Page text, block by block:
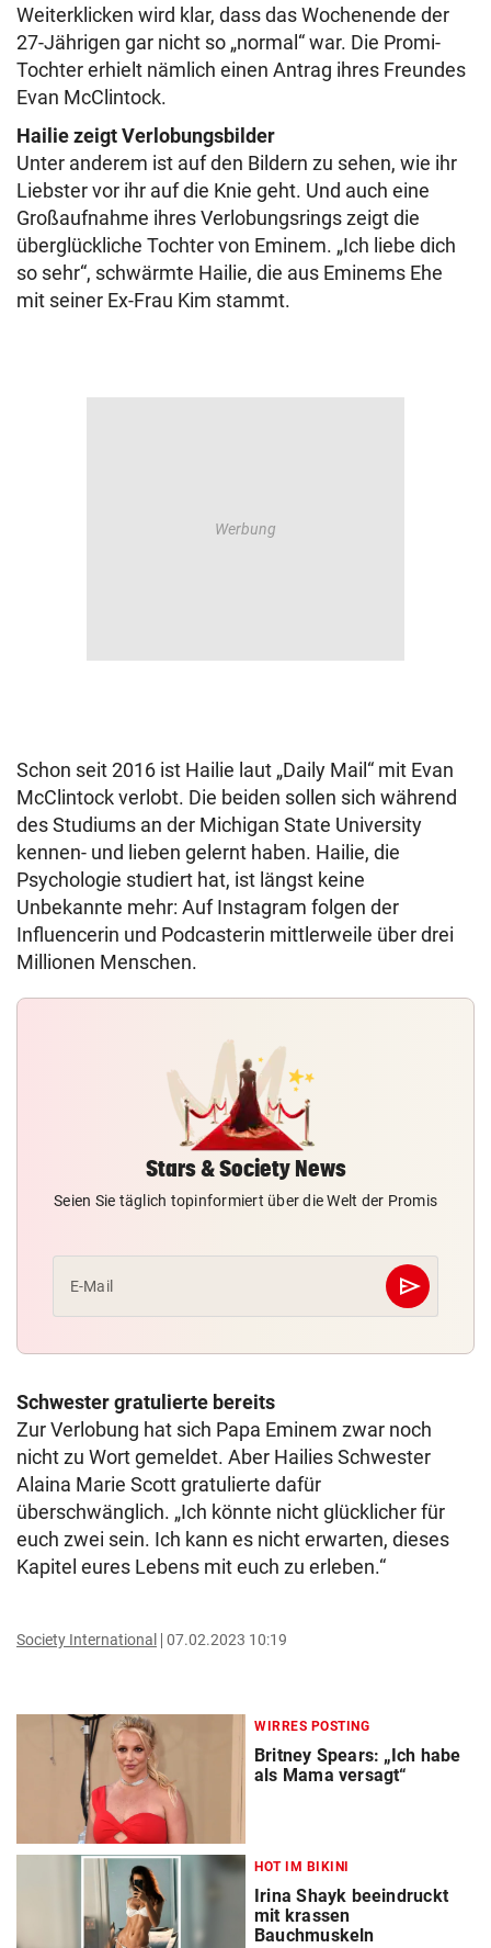
Weiterklicken wird klar, dass das Wochenende der
27-Jährigen gar nicht so „normal“ war. Die Promi-
Tochter erhielt nämlich einen Antrag ihres Freundes
Evan McClintock.
Hailie zeigt Verlobungsbilder
Unter anderem ist auf den Bildern zu sehen, wie ihr
Liebster vor ihr auf die Knie geht. Und auch eine
Großaufnahme ihres Verlobungsrings zeigt die
überglückliche Tochter von Eminem. „Ich liebe dich
so sehr“, schwärmte Hailie, die aus Eminems Ehe
mit seiner Ex-Frau Kim stammt.
Schon seit 2016 ist Hailie laut „Daily Mail“ mit Evan
McClintock verlobt. Die beiden sollen sich während
des Studiums an der Michigan State University
kennen- und lieben gelernt haben. Hailie, die
Psychologie studiert hat, ist längst keine
Unbekannte mehr: Auf Instagram folgen der
Influencerin und Podcasterin mittlerweile über drei
Millionen Menschen.
Stars & Society News
Seien Sie täglich topinformiert über die Welt der Promis
E-Mail send
Abschicken
Schwester gratulierte bereits
Zur Verlobung hat sich Papa Eminem zwar noch
nicht zu Wort gemeldet. Aber Hailies Schwester
Alaina Marie Scott gratulierte dafür
überschwänglich. „Ich könnte nicht glücklicher für
euch zwei sein. Ich kann es nicht erwarten, dieses
Kapitel eures Lebens mit euch zu erleben.“
Society International 07.02.2023 10:19
WIRRES POSTING
Britney Spears: „Ich habe
als Mama versagt“
HOT IM BIKINI
Irina Shayk beeindruckt
mit krassen
Bauchmuskeln